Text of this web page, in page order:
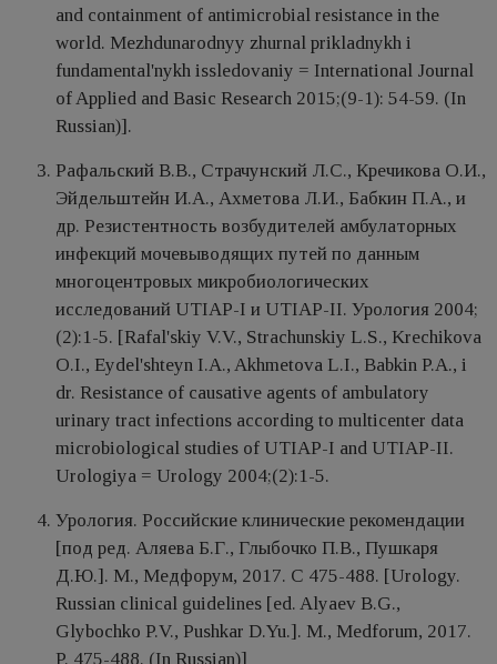
and containment of antimicrobial resistance in the
world. Mezhdunarodnyy zhurnal prikladnykh i
fundamental'nykh issledovaniy = International Journal
of Applied and Basic Research 2015;(9-1): 54-59. (In
Russian)].
Рафальский В.В., Страчунский Л.С., Кречикова О.И.,
Эйдельштейн И.А., Ахметова Л.И., Бабкин П.А., и
др. Резистентность возбудителей амбулаторных
инфекций мочевыводящих путей по данным
многоцентровых микробиологических
исследований UTIAP-I и UTIAP-II. Урология 2004;
(2):1-5. [Rafal'skiy V.V., Strachunskiy L.S., Krechikova
O.I., Eydel'shteyn I.A., Akhmetova L.I., Babkin P.A., i
dr. Resistance of causative agents of ambulatory
urinary tract infections according to multicenter data
microbiological studies of UTIAP-I and UTIAP-II.
Urologiya = Urology 2004;(2):1-5.
Урология. Российские клинические рекомендации
[под ред. Аляева Б.Г., Глыбочко П.В., Пушкаря
Д.Ю.]. М., Медфорум, 2017. С 475-488. [Urology.
Russian clinical guidelines [ed. Alyaev B.G.,
Glybochko P.V., Pushkar D.Yu.]. M., Medforum, 2017.
P. 475-488. (In Russian)]